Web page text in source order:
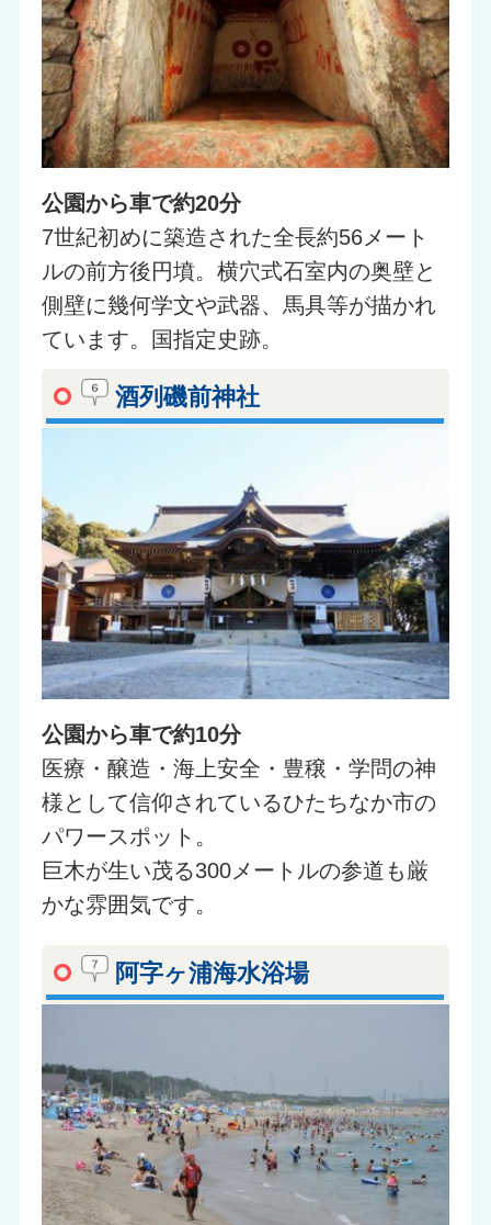
公園から車で約20分
7世紀初めに築造された全長約56メート
ルの前方後円墳。横穴式石室内の奥壁と
側壁に幾何学文や武器、馬具等が描かれ
ています。国指定史跡。
酒列磯前神社
公園から車で約10分
医療・醸造・海上安全・豊穣・学問の神
様として信仰されているひたちなか市の
パワースポット。
巨木が生い茂る300メートルの参道も厳
かな雰囲気です。
阿字ヶ浦海水浴場